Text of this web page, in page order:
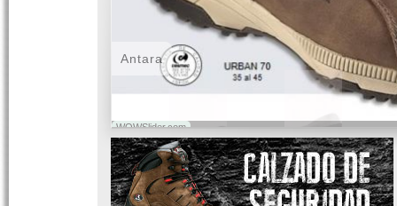
WOWSlider.com
Antara